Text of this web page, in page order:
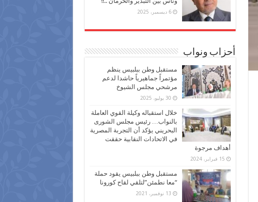
6 ديسمبر، 2025
أحزاب ونواب
مستقبل وطن ببلبيس ينظم
مؤتمراً جماهيرياً حاشدا لدعم
مرشحي مجلس الشيوخ
30 يوليو، 2025
خلال استقباله وكيلة القوي العاملة
بالنواب… رئيس مجلس الشورى
البحريني يؤكد أن التجربة المصرية
في الاتحادات النقابية حققت
أهداف مرجوة
15 فبراير، 2024
مستقبل وطن ببلبيس يقود حملة
“معا نطمئن”لتلقي لقاح كورونا
13 نوفمبر، 2021